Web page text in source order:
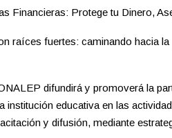
Financieras: Protege tu Dinero,
raíces fuertes: caminando hacia
difundirá y promoverá la
institución educativa en las
y difusión, mediante